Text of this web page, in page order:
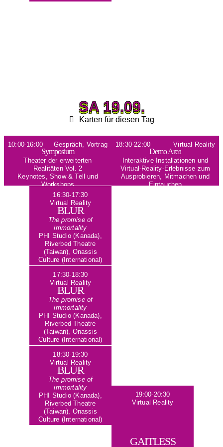
SA 19.09.
SA 19.09.
Karten für diesen Tag
10:00-16:00 Gespräch, Vortrag
Symposium
Theater der erweiterten
Realitäten Vol. 2
Keynotes, Show & Tell und
Workshops
18:30-22:00 Virtual Reality
Demo Area
Interaktive Installationen und
Virtual-Reality-Erlebnisse zum
Ausprobieren, Mitmachen und
Eintauchen
16:30-17:30
Virtual Reality
BLUR
The promise of
immortality
PHI Studio (Kanada),
Riverbed Theatre
(Taiwan), Onassis
Culture (International)
17:30-18:30
Virtual Reality
BLUR
The promise of
immortality
PHI Studio (Kanada),
Riverbed Theatre
(Taiwan), Onassis
Culture (International)
18:30-19:30
Virtual Reality
BLUR
The promise of
immortality
PHI Studio (Kanada),
Riverbed Theatre
(Taiwan), Onassis
Culture (International)
19:00-20:30
Virtual Reality
GAITLESS